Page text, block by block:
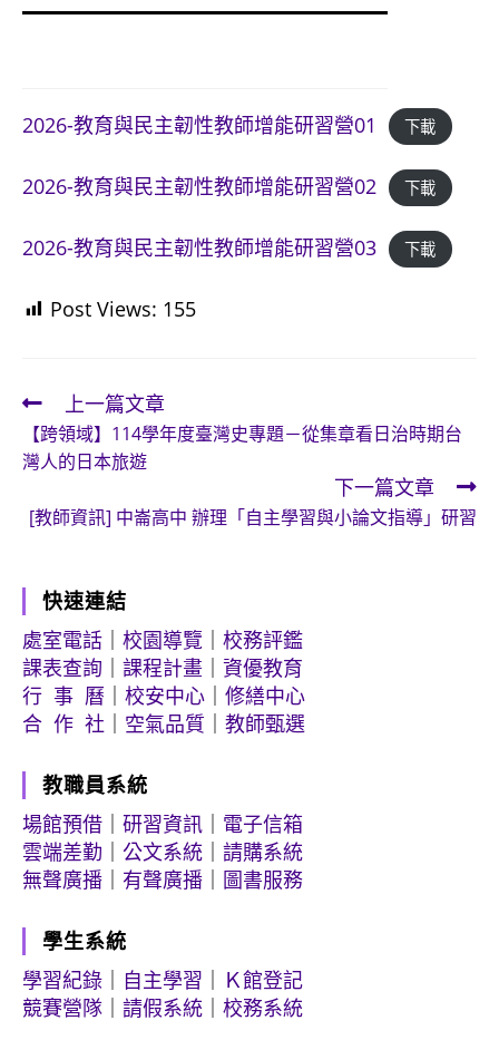
2026-教育與民主韌性教師增能研習營01 下載
2026-教育與民主韌性教師增能研習營02 下載
2026-教育與民主韌性教師增能研習營03 下載
Post Views: 155
Read
more
articles
上一篇文章
【跨領域】114學年度臺灣史專題－從集章看日治時期台
灣人的日本旅遊
下一篇文章
[教師資訊] 中崙高中 辦理「自主學習與小論文指導」研習
快速連結
處室電話
校園導覽
校務評鑑
課表查詢
課程計畫
資優教育
行 事 曆
校安中心
修繕中心
合 作 社
空氣品質 教師甄選
教職員系統
場館預借
研習資訊
電子信箱
雲端差勤
公文系統
請購系統
無聲廣播
有聲廣播 圖書服務
學生系統
學習紀錄
自主學習
Ｋ館登記
競賽營隊
請假系統 校務系統